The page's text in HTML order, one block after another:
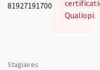
81927191700018
Stagiaires
Qualiopi.